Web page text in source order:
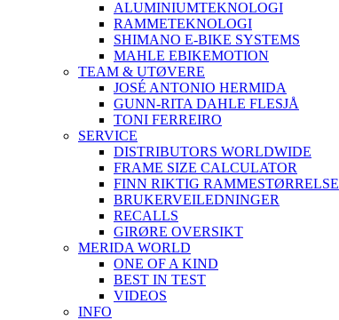
ALUMINIUMTEKNOLOGI
RAMMETEKNOLOGI
SHIMANO E-BIKE SYSTEMS
MAHLE EBIKEMOTION
TEAM & UTØVERE
JOSÉ ANTONIO HERMIDA
GUNN-RITA DAHLE FLESJÅ
TONI FERREIRO
SERVICE
DISTRIBUTORS WORLDWIDE
FRAME SIZE CALCULATOR
FINN RIKTIG RAMMESTØRRELSE
BRUKERVEILEDNINGER
RECALLS
GIRØRE OVERSIKT
MERIDA WORLD
ONE OF A KIND
BEST IN TEST
VIDEOS
INFO